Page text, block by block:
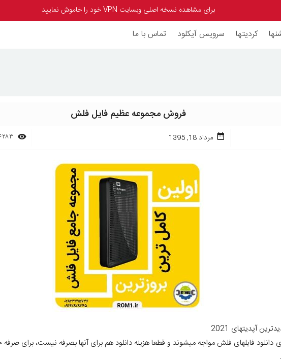
برای مشاهده نسخه اصلی وبسایت VPN خود را خاموش نمایید
کردیتها سرویس آیکلود تماس با ما
فروش مجموعه عظیم فایل فلش
مرداد 18, 1395
آپدیتهای 2021
دانلود فایلهای فلش مواجه میشوند و قطعا هزینه دانلود هم برای آنها بصرفه نیست، برای